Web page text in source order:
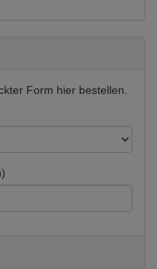
Form hier bestellen.